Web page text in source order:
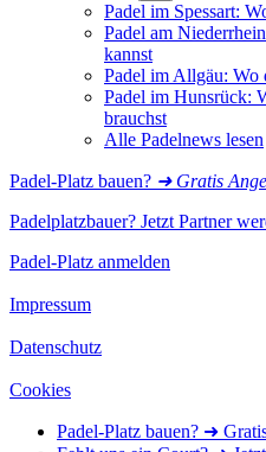
Padel im Spessart:
Padel am
kannst
Padel im Allgäu: Wo
Padel im Hunsrück:
brauchst
Alle Padelnews lesen
Padel-Platz bauen? ➜ Gratis
Padelplatzbauer? Jetzt Partner
Padel-Platz anmelden
Impressum
Datenschutz
Cookies
Padel-Platz bauen? ➜